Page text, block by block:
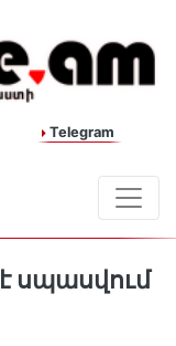
Telegram
սպասվում